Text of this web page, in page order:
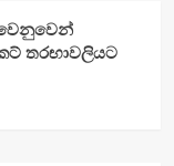
තරඟාවලියට